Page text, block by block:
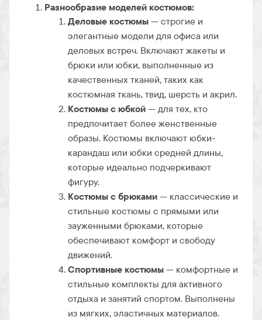
Разнообразие моделей костюмов:
Деловые костюмы— строгие и
элегантные модели для офиса или
деловых встреч. Включают жакеты и
брюки или юбки, выполненные из
качественных тканей, таких как
костюмная ткань, твид, шерсть и акрил.
Костюмы с юбкой— для тех, кто
предпочитает более женственные
образы. Костюмы включают юбки-
карандаш или юбки средней длины,
которые идеально подчеркивают
фигуру.
Костюмы с брюками— классические и
стильные костюмы с прямыми или
зауженными брюками, которые
обеспечивают комфорт и свободу
движений.
Спортивные костюмы— комфортные и
стильные комплекты для активного
отдыха и занятий спортом. Выполнены
из мягких, эластичных материалов.